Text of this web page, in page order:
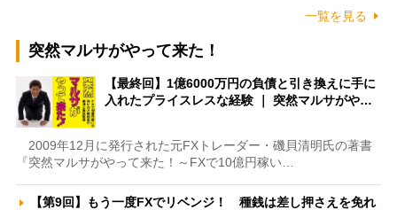
一覧を見る
突然マルサがやって来た！
【最終回】1億6000万円の負債と引き換えに手に
入れたプライスレスな経験 ｜ 突然マルサがや…
2009年12月に発行された元FXトレーダー・磯貝清明氏の著書
『突然マルサがやって来た！～FXで10億円稼い…
【第9回】もう一度FXでリベンジ！ 種銭は差し押さえを免れ